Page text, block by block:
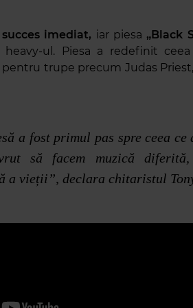
imediat, iar piesa „Black
ul. Piesa a redefinit
trupe precum Judas
a fost primul pas spre ceea ce
să facem muzică
a vieții”, declara chitaristul